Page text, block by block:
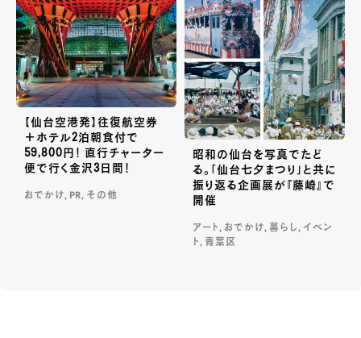
【仙台空港発】往復航空券
＋ホテル2泊朝食付で
59,800円！ 直行チャーター
便で行く金沢3日間！
おでかけ, PR, その他
昭和の仙台を写真でたど
る。「仙台七夕まつり」と共に
振り返る企画展が『藤崎』で
開催
アート, おでかけ, 暮らし, イベン
ト, 青葉区